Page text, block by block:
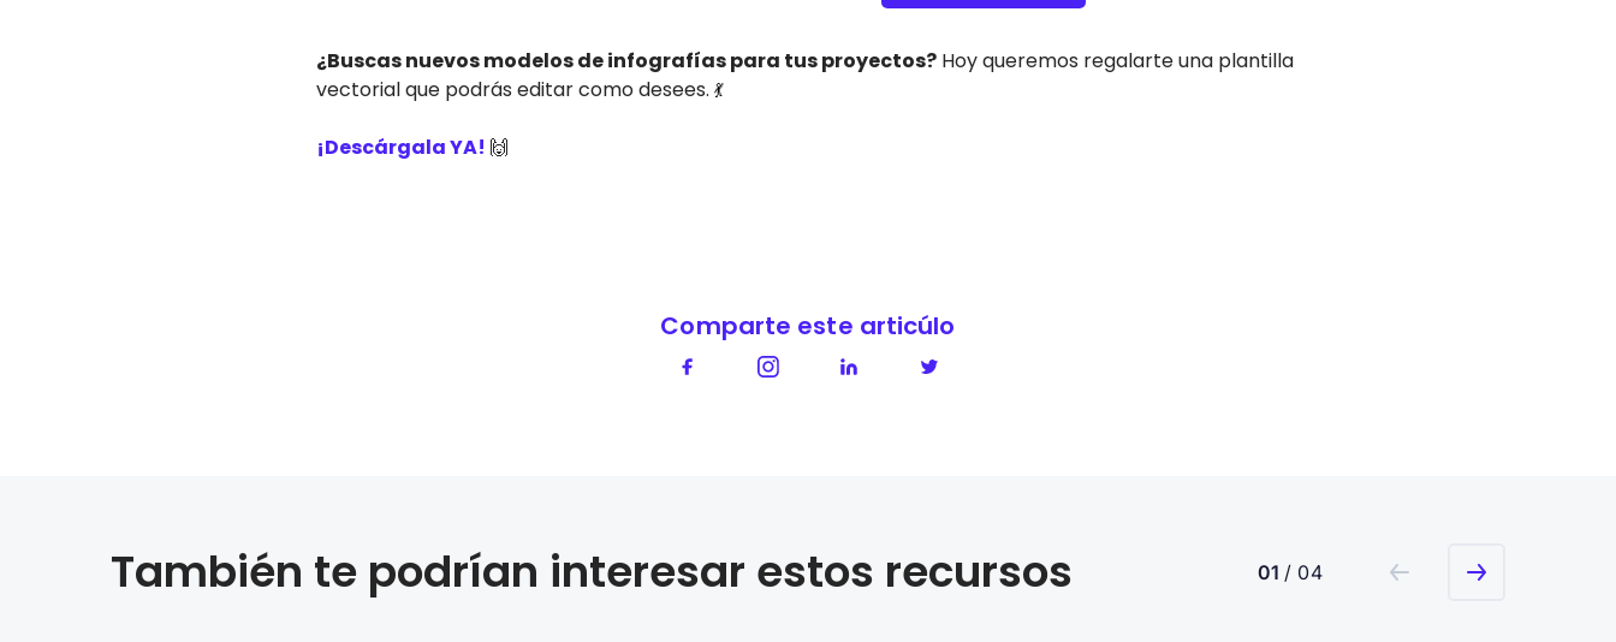
¿Buscas nuevos modelos de infografías para tus proyectos? Hoy queremos regalarte una plantilla
vectorial que podrás editar como desees. 💃
¡Descárgala YA! 🙌
Comparte este articúlo
También te podrían interesar estos recursos 01 / 04